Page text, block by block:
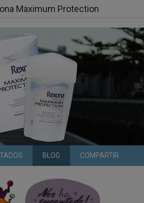
Maximum Protection
BLOG COMPARTIR